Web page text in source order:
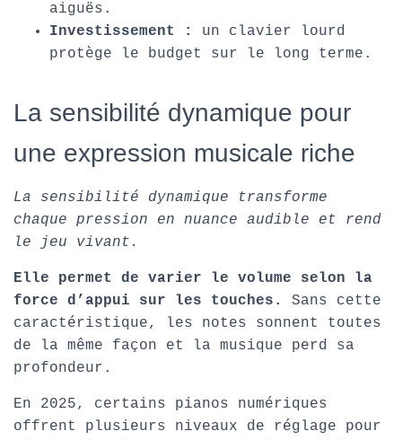
aiguës.
Investissement :
un clavier lourd
protège le budget sur le long terme.
La sensibilité dynamique pour
une expression musicale riche
La sensibilité dynamique transforme
chaque pression en nuance audible et rend
le jeu vivant.
Elle permet de varier le volume selon la
force d’appui sur les touches.
Sans cette
caractéristique, les notes sonnent toutes
de la même façon et la musique perd sa
profondeur.
En 2025, certains pianos numériques
offrent plusieurs niveaux de réglage pour